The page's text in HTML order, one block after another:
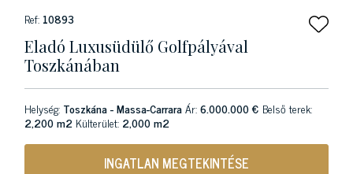
Ref: 10893
Eladó Luxusüdülő Golfpályával
Toszkánában
Helység: Toszkána - Massa-CarraraÁr:6.000.000 € Belső terek:
2,200 m2 Külterület: 2,000 m2
INGATLAN MEGTEKINTÉSE